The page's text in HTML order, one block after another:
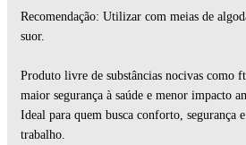
Recomendação: Utilizar com meias de
suor.
Produto livre de substâncias nocivas como
maior segurança à saúde e menor impacto
Ideal para quem busca conforto, segurança
trabalho.